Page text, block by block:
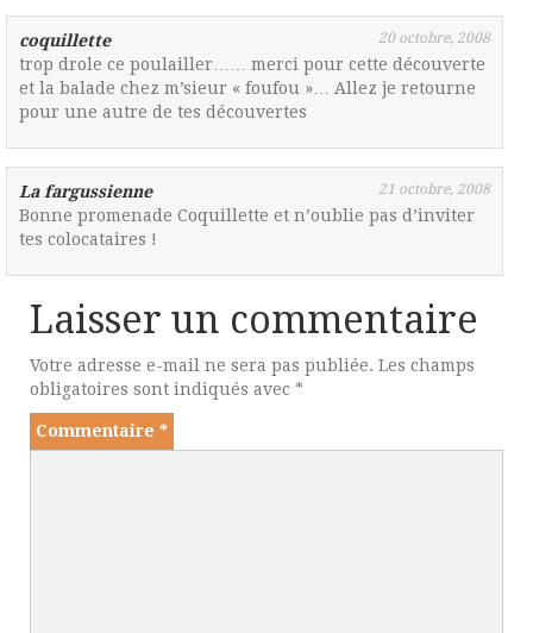
coquillette 20 octobre, 2008
trop drole ce poulailler…… merci pour cette découverte
et la balade chez m’sieur « foufou »… Allez je retourne
pour une autre de tes découvertes
La fargussienne 21 octobre, 2008
Bonne promenade Coquillette et n’oublie pas d’inviter
tes colocataires !
Laisser un commentaire
Votre adresse e-mail ne sera pas publiée. Les champs
obligatoires sont indiqués avec *
Commentaire *